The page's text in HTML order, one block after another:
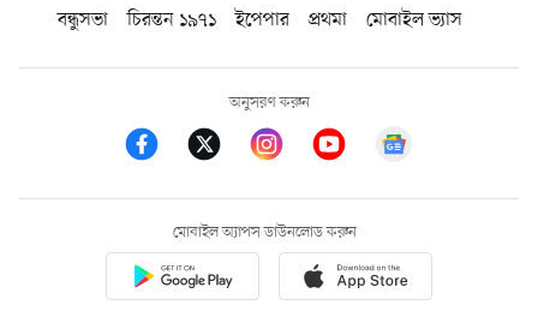
বন্ধুসভা
চিরন্তন ১৯৭১ ইপেপার প্রথমা মোবাইল ভ্যাস
অনুসরণ করুন
মোবাইল অ্যাপস ডাউনলোড করুন